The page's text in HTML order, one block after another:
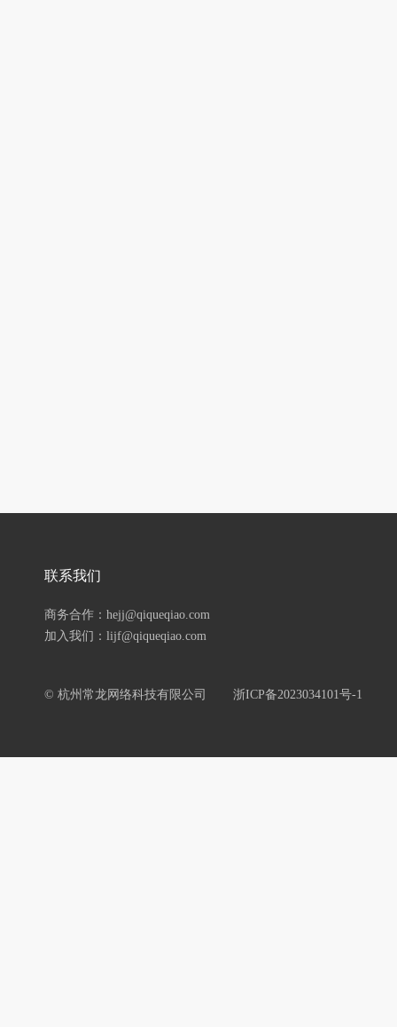
联系我们
商务合作：hejj@qiqueqiao.com
加入我们：lijf@qiqueqiao.com
© 杭州常龙网络科技有限公司 浙ICP备2023034101号-1